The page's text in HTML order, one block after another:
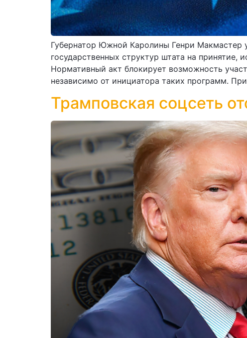
Губернатор Южной Каролины Генри Макмастер
государственных структур штата на принятие,
Нормативный акт блокирует возможность
независимо от инициатора таких программ.
Трамповская соцсеть